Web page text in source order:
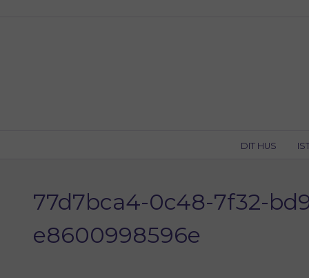
DIT HUS
77d7bca4-0c48-7f32-
e8600998596e